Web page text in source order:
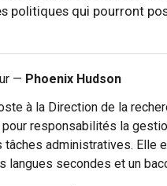
politiques qui pourront
— Phoenix Hudson
à la Direction de la
responsabilités la
administratives. Elle
secondes et un